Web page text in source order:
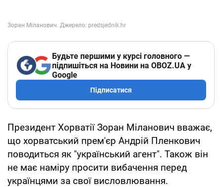
Будьте першими у курсі головного —
підпишіться на Новини на OBOZ.UA у
Google
Підписатися
Президент Хорватії Зоран Міланович вважає,
що хорватський прем'єр Андрій Пленкович
поводиться як "український агент". Також він
не має наміру просити вибачення перед
українцями за свої висловлювання.